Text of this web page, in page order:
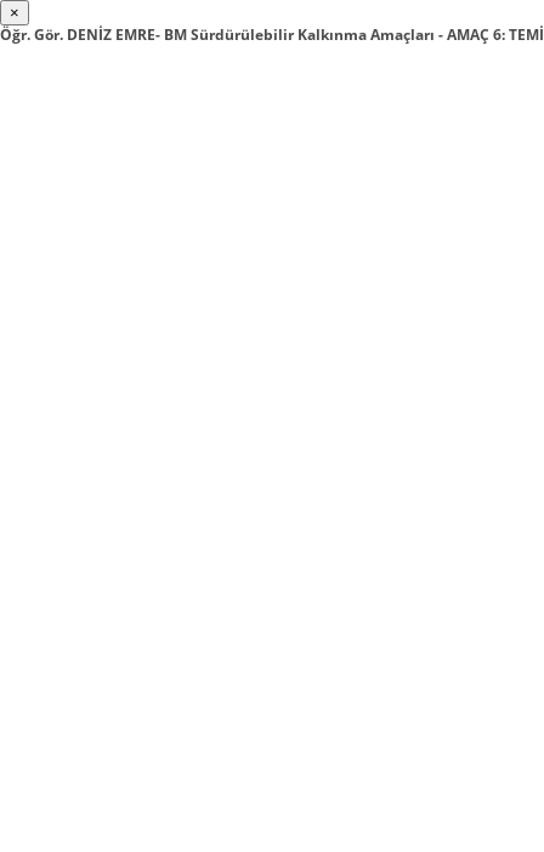
×
Öğr. Gör. DENİZ EMRE- BM Sürdürülebilir Kalkınma Amaçları - AMAÇ 6: